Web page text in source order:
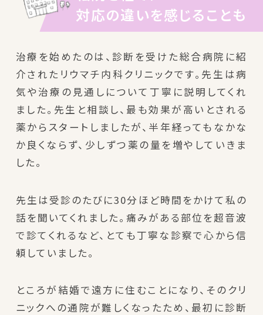
対応の違いを感じることも
治療を始めたのは、診断を受けた総合病院に紹
介されたリウマチ内科クリニックです。先生は病
気や治療の見通しについて丁寧に説明してくれ
ました。先生と相談し、最も効果が高いとされる
薬からスタートしましたが、半年経ってもなかな
か良くならず、少しずつ薬の量を増やしていきま
した。
先生は受診のたびに30分ほど時間をかけて私の
話を聞いてくれました。痛みがある部位を超音波
で診てくれるなど、とても丁寧な診察で心から信
頼していました。
ところが結婚で遠方に住むことになり、そのクリ
ニックへの通院が難しくなったため、最初に診断